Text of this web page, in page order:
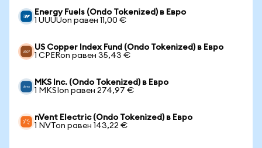
Energy Fuels (Ondo Tokenized) в Евро
1 UUUUon равен 11,00 €
US Copper Index Fund (Ondo Tokenized) в Евро
1 CPERon равен 35,43 €
MKS Inc. (Ondo Tokenized) в Евро
1 MKSIon равен 274,97 €
nVent Electric (Ondo Tokenized) в Евро
1 NVTon равен 143,22 €